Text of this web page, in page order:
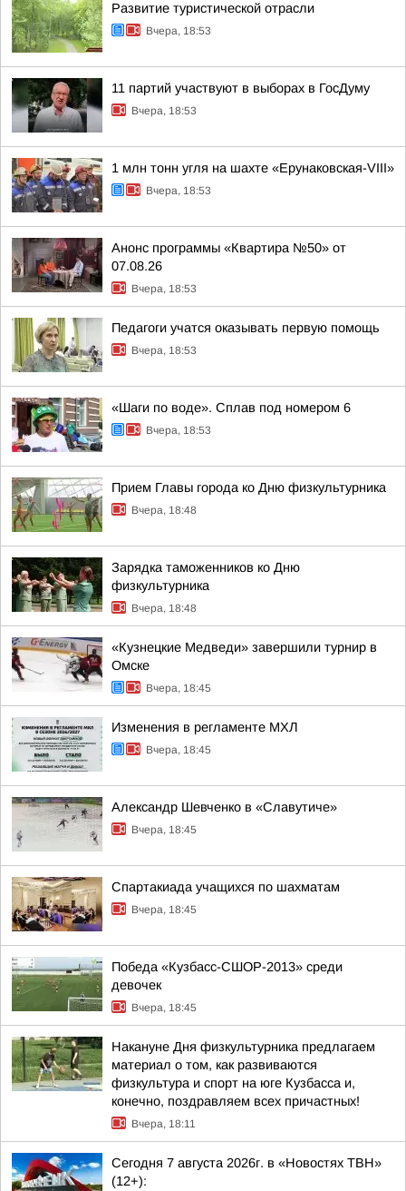
Развитие туристической отрасли
Вчера, 18:53
11 партий участвуют в выборах в ГосДуму
Вчера, 18:53
1 млн тонн угля на шахте «Ерунаковская-VIII»
Вчера, 18:53
Анонс программы «Квартира №50» от
07.08.26
Вчера, 18:53
Педагоги учатся оказывать первую помощь
Вчера, 18:53
«Шаги по воде». Сплав под номером 6
Вчера, 18:53
Прием Главы города ко Дню физкультурника
Вчера, 18:48
Зарядка таможенников ко Дню
физкультурника
Вчера, 18:48
«Кузнецкие Медведи» завершили турнир в
Омске
Вчера, 18:45
Изменения в регламенте МХЛ
Вчера, 18:45
Александр Шевченко в «Славутиче»
Вчера, 18:45
Спартакиада учащихся по шахматам
Вчера, 18:45
Победа «Кузбасс-СШОР-2013» среди
девочек
Вчера, 18:45
Накануне Дня физкультурника предлагаем
материал о том, как развиваются
физкультура и спорт на юге Кузбасса и,
конечно, поздравляем всех причастных!
Вчера, 18:11
Сегодня 7 августа 2026г. в «Новостях ТВН»
(12+):